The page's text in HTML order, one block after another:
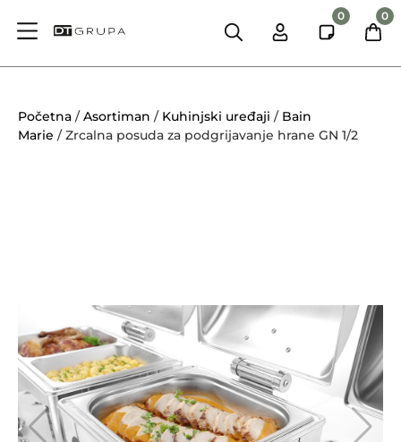
0 0
Početna /Asortiman / Kuhinjski uređaji / Bain
Marie / Zrcalna posuda za podgrijavanje hrane GN 1/2